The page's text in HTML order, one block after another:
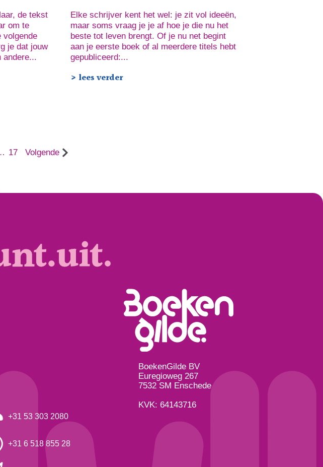
de tekst
om te
volgende
je dat jouw
andere...
Elke schrijver kent het wel: je zit vol ideeën,
maar soms vraag je je af hoe je die nu het
beste tot leven brengt. Of je nu net begint
aan je eerste boek of al meerdere titels hebt
gepubliceerd:...
> lees verder
17 Volgende
+31 53 303 2080
+31 6 518 855 28
BoekenGilde BV
Euregioweg 267
7532 SM Enschede
KVK: 64143716